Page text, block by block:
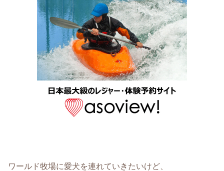
ワールド牧場に愛犬を連れていきたいけど、